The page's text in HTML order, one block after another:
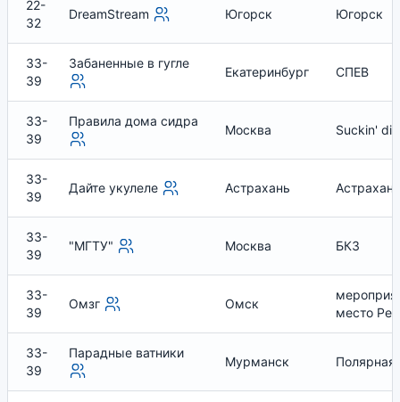
22-
32
DreamStream Югорск Югорск
33-
39
Забаненные в гугле
Екатеринбург СПЕВ
33-
39
Правила дома сидра
Москва Suckin'
33-
39
Дайте укулеле Астрахань Астрахань
33-
39
"МГТУ" Москва БКЗ
33-
39
Омзг Омск
место
33-
39
Парадные ватники
Мурманск Полярная